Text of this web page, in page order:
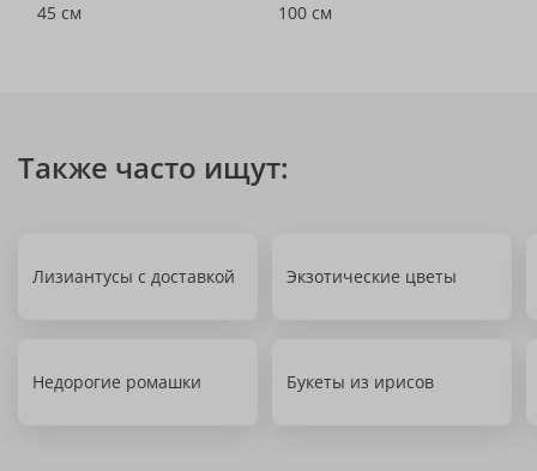
45 см
100 см
Также часто ищут:
Лизиантусы с доставкой Экзотические цветы
Недорогие ромашки Букеты из ирисов